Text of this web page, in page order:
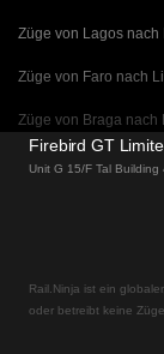
Züge von Lagos nach
Züge von Faro nach
Züge von Braga nach
Züge von Madrid
Züge von Sevilla
Firebird GT
Unit G 15/F Tal
Rail.Ninja ist ein
oder betreibt keine Züge.